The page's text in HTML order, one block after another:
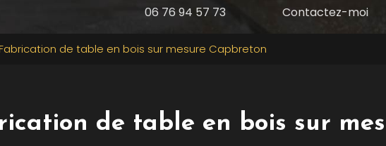
06 76 94 57 73 Contactez-moi
de table en bois sur mesure Capbreton
de table en bois sur